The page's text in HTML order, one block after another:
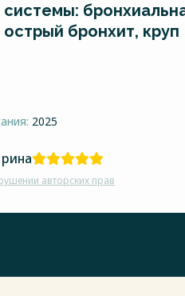
системы:
острый бронхит, круп
2025
авторских прав